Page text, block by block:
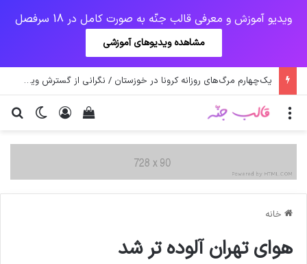
ویدیو آموزش و معرفی قالب جنّه به صورت کامل در 18 سرفصل
مشاهده ویدیوهای آموزشی
یک‌چهارم مرگ‌های روزانه کرونا در خوزستان / نگرانی از گسترش ویروس انگلیسی در تهران
تغییر ورود
دیدن سبد خرید منو
خانه
هوای تهران آلوده تر شد